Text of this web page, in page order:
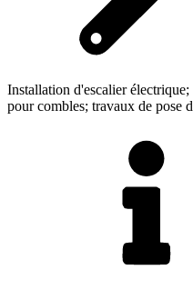
Installation d'escalier
pour combles; travaux de pose